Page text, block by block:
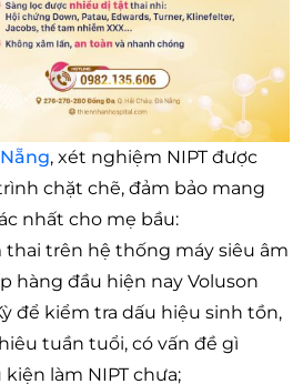
, xét nghiệm NIPT được
chặt chẽ, đảm bảo mang
nhất cho mẹ bầu:
thai trên hệ thống máy siêu âm
hàng đầu hiện nay Voluson
để kiểm tra dấu hiệu sinh tồn,
tuần tuổi, có vấn đề gì
làm NIPT chưa;